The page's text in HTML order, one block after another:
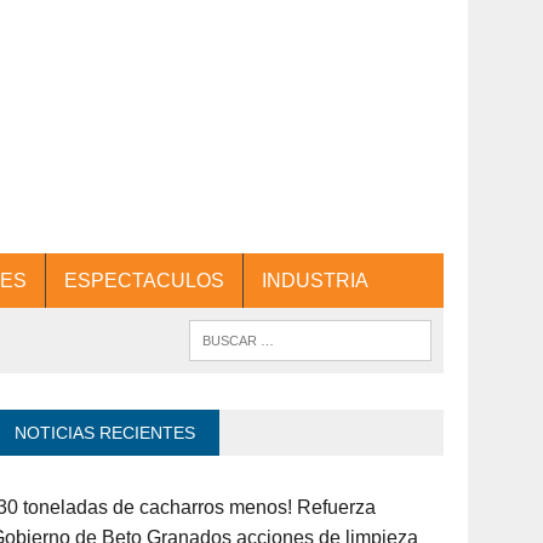
ESPECTACULOS INDUSTRIA
NOTICIAS RECIENTES
toneladas de cacharros menos! Refuerza
de Beto Granados acciones de limpieza